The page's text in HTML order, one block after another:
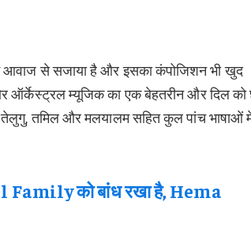
आवाज से सजाया है और इसका कंपोजिशन भी खुद
ऑर्केस्ट्रल म्यूजिक का एक बेहतरीन और दिल
तमिल और मलयालम सहित कुल पांच भाषाओं
को बांध रखा है, Hema